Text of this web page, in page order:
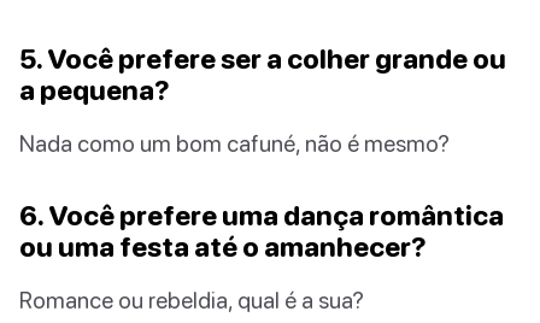
5. Você prefere ser a colher grande ou
a pequena?
Nada como um bom cafuné, não é mesmo?
6. Você prefere uma dança romântica
ou uma festa até o amanhecer?
Romance ou rebeldia, qual é a sua?